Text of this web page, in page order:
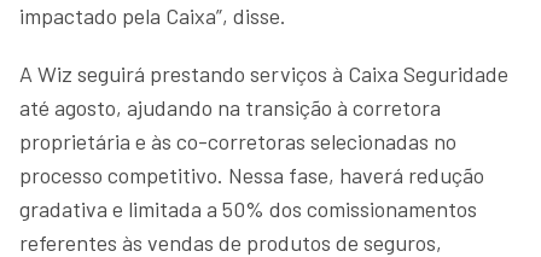
impactado pela Caixa”, disse.
A Wiz seguirá prestando serviços à Caixa Seguridade
até agosto, ajudando na transição à corretora
proprietária e às co-corretoras selecionadas no
processo competitivo. Nessa fase, haverá redução
gradativa e limitada a 50% dos comissionamentos
referentes às vendas de produtos de seguros,